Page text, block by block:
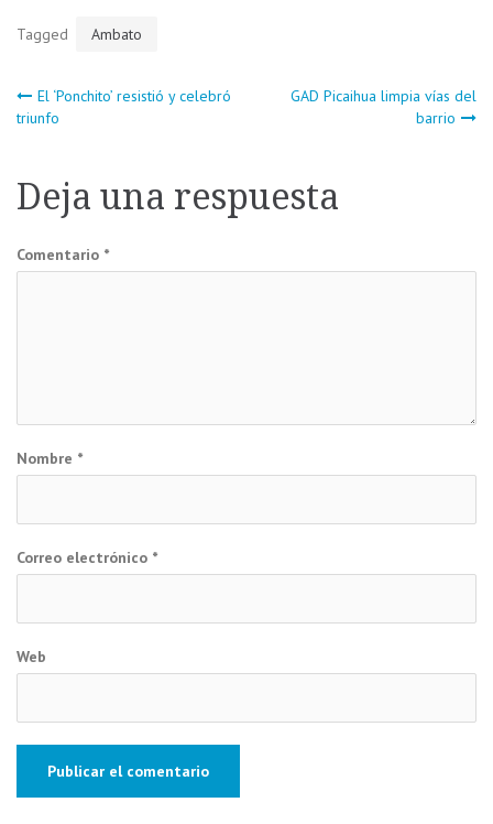
Tagged Ambato
Navegación
entradas
El ‘Ponchito’ resistió y celebró
triunfo
GAD Picaihua limpia vías del
barrio
Deja una respuesta
Comentario *
Nombre *
Correo electrónico *
Web